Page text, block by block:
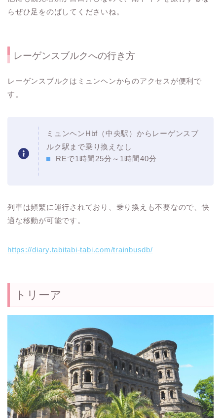
らぜひ足をのばしてくださいね。
レーゲンスブルクへの行き方
レーゲンスブルクはミュンヘンからのアクセスが便利で
す。
ミュンヘンHbf（中央駅）からレーゲンスブ
ルク駅まで乗り換えなし
REで1時間25分～1時間40分
列車は頻繁に運行されており、乗り換えも不要なので、快
適な移動が可能です。
https://diary.tabitabi-tabi.com/trainbusdb/
トリーア